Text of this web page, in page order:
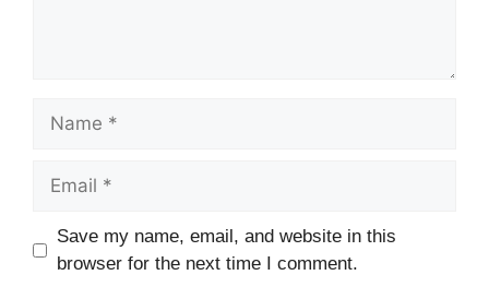
Name
Email
Website
Save my name, email, and website in this
browser for the next time I comment.